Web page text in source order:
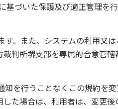
づいた保護及び適正管理を行
。また、システムの利用又
判所堺支部を専属的合意管轄
を行うことなくこの規約を
た場合は、利用者は、変更